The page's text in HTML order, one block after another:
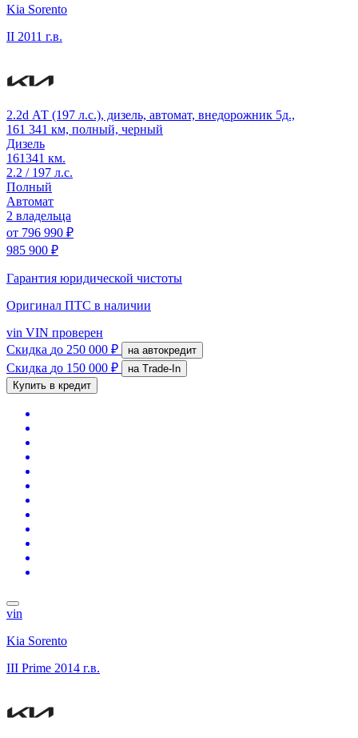
Kia Sorento
II 2011 г.в.
2.2d АТ (197 л.с.), дизель, автомат, внедорожник 5д.,
161 341 км, полный, черный
Дизель
161341 км.
2.2 / 197 л.с.
Полный
Автомат
2 владельца
от 796 990 ₽
985 900 ₽
Гарантия юридической чистоты
Оригинал ПТС в наличии
vin VIN проверен
Скидка до 250 000 ₽ на автокредит
Скидка до 150 000 ₽
на Trade-In
Купить в кредит
vin
Kia Sorento
III Prime 2014 г.в.